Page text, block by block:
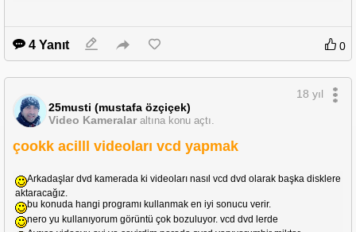
4 Yanıt 0
25musti (mustafa özçiçek)
Video Kameralar altına konu açtı.
18 yıl
çookk acilll videoları vcd yapmak
Arkadaşlar dvd kamerada ki videoları nasıl vcd dvd olarak başka disklere
aktaracağız.
bu konuda hangi programı kullanmak en iyi sonucu verir.
nero yu kullanıyorum görüntü çok bozuluyor. vcd dvd lerde